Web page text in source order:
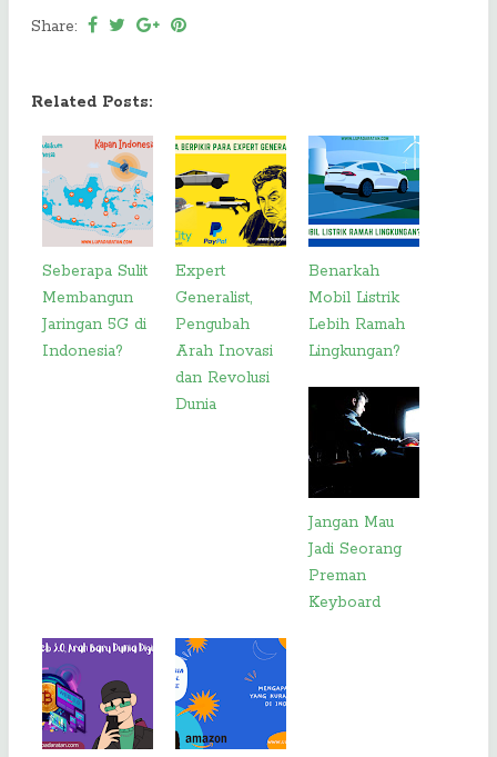
Share:
Related Posts:
Seberapa Sulit
Membangun
Jaringan 5G di
Indonesia?
Expert
Generalist,
Pengubah
Arah Inovasi
dan Revolusi
Dunia
Benarkah
Mobil Listrik
Lebih Ramah
Lingkungan?
Jangan Mau
Jadi Seorang
Preman
Keyboard